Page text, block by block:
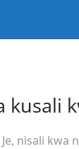
kusali
nisali